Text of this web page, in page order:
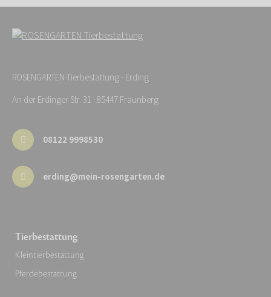
ROSENGARTEN-Tierbestattung - Erding
An der Erdinger Str. 31 · 85447 Fraunberg
08122 9998530
erding@mein-rosengarten.de
Tierbestattung
Kleintierbestattung
Pferdebestattung